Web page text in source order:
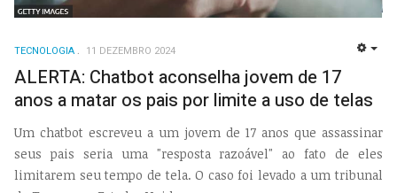
TECNOLOGIA 11 DEZEMBRO 2024
ALERTA: Chatbot aconselha jovem de 17
anos a matar os pais por limite a uso de telas
Um chatbot escreveu a um jovem de 17 anos que assassinar
seus pais seria uma "resposta razoável" ao fato de eles
limitarem seu tempo de tela. O caso foi levado a um tribunal